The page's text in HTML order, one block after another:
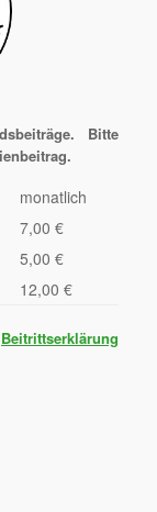
Bitte
monatlich
7,00 €
5,00 €
12,00 €
Beitrittserklärung